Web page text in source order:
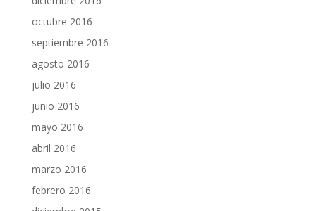
octubre 2016
septiembre 2016
agosto 2016
julio 2016
junio 2016
mayo 2016
abril 2016
marzo 2016
febrero 2016